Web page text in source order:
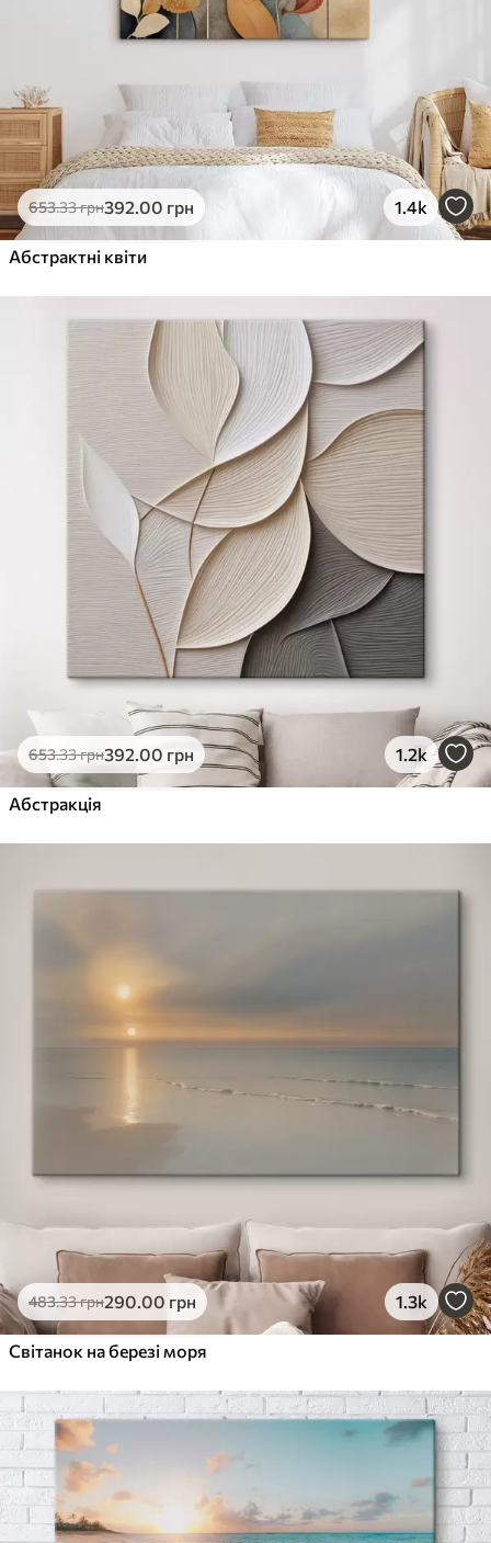
653.33грн392.00 грн 1.4k
Абстрактні квіти
653.33грн392.00 грн 1.2k
Абстракція
483.33грн290.00 грн 1.3k
Світанок на березі моря